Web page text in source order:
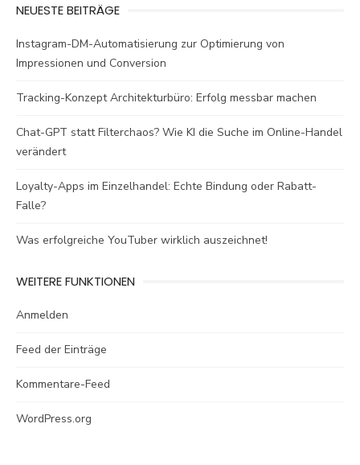
NEUESTE BEITRÄGE
Instagram-DM-Automatisierung zur Optimierung von
Impressionen und Conversion
Tracking-Konzept Architekturbüro: Erfolg messbar machen
Chat-GPT statt Filterchaos? Wie KI die Suche im Online-Handel
verändert
Loyalty-Apps im Einzelhandel: Echte Bindung oder Rabatt-
Falle?
Was erfolgreiche YouTuber wirklich auszeichnet!
WEITERE FUNKTIONEN
Anmelden
Feed der Einträge
Kommentare-Feed
WordPress.org